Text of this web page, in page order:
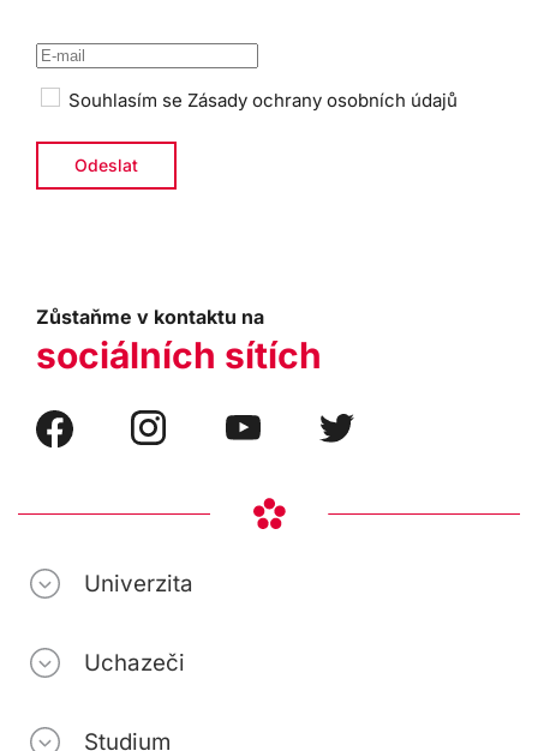
Souhlasím se Zásady ochrany osobních údajů
Zůstaňme v kontaktu na
sociálních sítích
Univerzita
Uchazeči
Studium